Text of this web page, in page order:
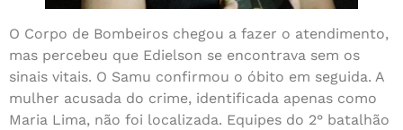
O Corpo de Bombeiros chegou a fazer o atendimento,
mas percebeu que Edielson se encontrava sem os
sinais vitais. O Samu confirmou o óbito em seguida. A
mulher acusada do crime, identificada apenas como
Maria Lima, não foi localizada. Equipes do 2° batalhão